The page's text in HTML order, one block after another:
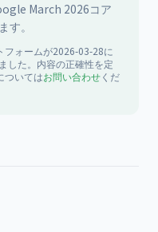
March 2026コア
す。
フォームが2026-03-28に
した。内容の正確性を定
ついてはお問い合わせくだ